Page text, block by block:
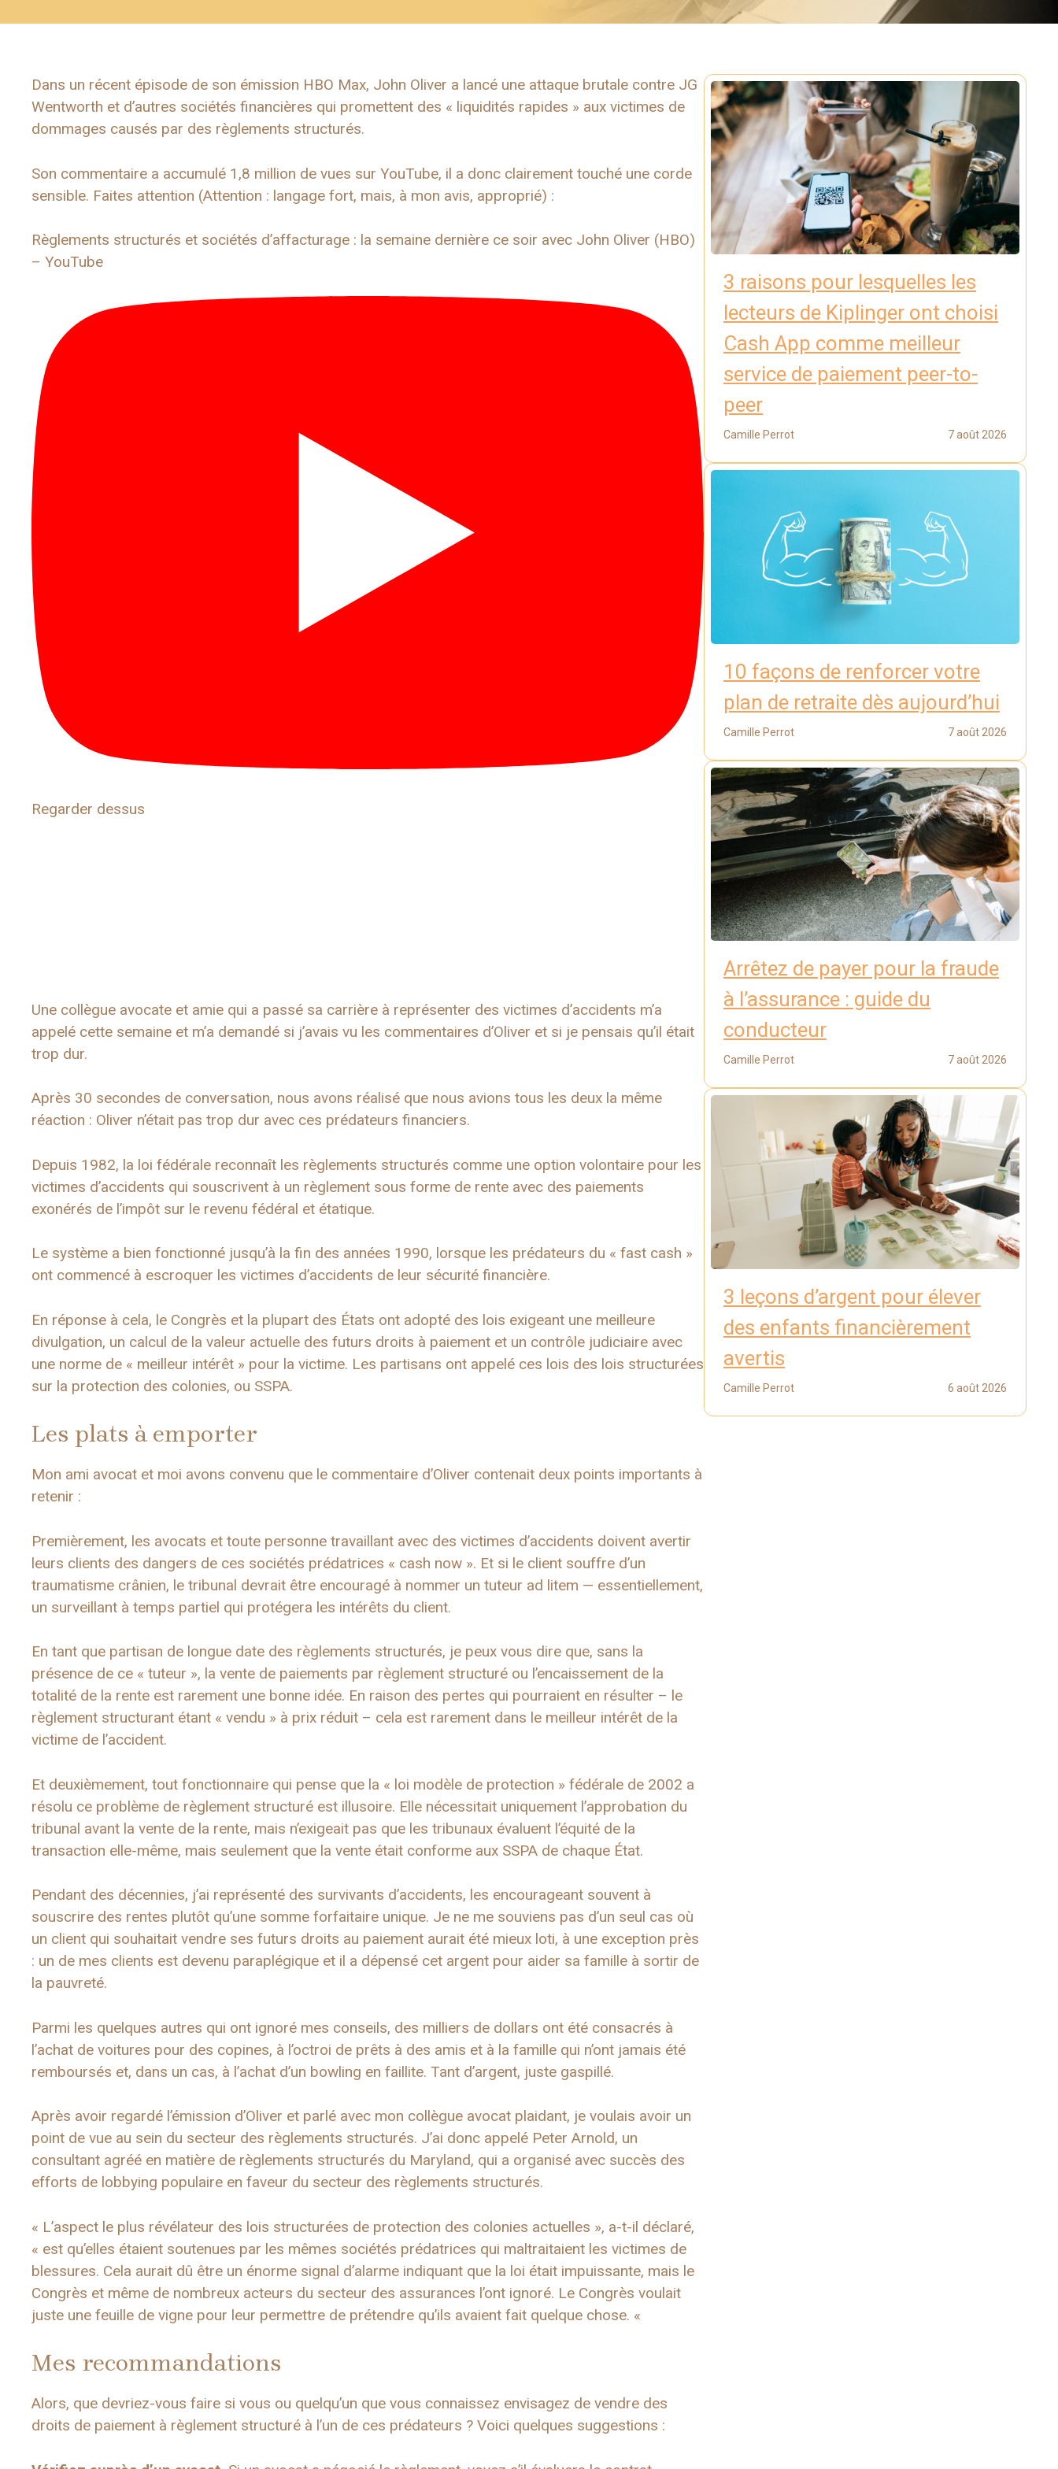
Dans un récent épisode de son émission HBO Max, John Oliver a lancé une attaque brutale contre JG
Wentworth et d’autres sociétés financières qui promettent des « liquidités rapides » aux victimes de
dommages causés par des règlements structurés.
Son commentaire a accumulé 1,8 million de vues sur YouTube, il a donc clairement touché une corde
sensible. Faites attention (Attention : langage fort, mais, à mon avis, approprié) :
Règlements structurés et sociétés d’affacturage : la semaine dernière ce soir avec John Oliver (HBO)
– YouTube
Regarder dessus
Une collègue avocate et amie qui a passé sa carrière à représenter des victimes d’accidents m’a
appelé cette semaine et m’a demandé si j’avais vu les commentaires d’Oliver et si je pensais qu’il était
trop dur.
Après 30 secondes de conversation, nous avons réalisé que nous avions tous les deux la même
réaction : Oliver n’était pas trop dur avec ces prédateurs financiers.
Depuis 1982, la loi fédérale reconnaît les règlements structurés comme une option volontaire pour les
victimes d’accidents qui souscrivent à un règlement sous forme de rente avec des paiements
exonérés de l’impôt sur le revenu fédéral et étatique.
Le système a bien fonctionné jusqu’à la fin des années 1990, lorsque les prédateurs du « fast cash »
ont commencé à escroquer les victimes d’accidents de leur sécurité financière.
En réponse à cela, le Congrès et la plupart des États ont adopté des lois exigeant une meilleure
divulgation, un calcul de la valeur actuelle des futurs droits à paiement et un contrôle judiciaire avec
une norme de « meilleur intérêt » pour la victime. Les partisans ont appelé ces lois des lois structurées
sur la protection des colonies, ou SSPA.
Les plats à emporter
Mon ami avocat et moi avons convenu que le commentaire d’Oliver contenait deux points importants à
retenir :
Premièrement, les avocats et toute personne travaillant avec des victimes d’accidents doivent avertir
leurs clients des dangers de ces sociétés prédatrices « cash now ». Et si le client souffre d’un
traumatisme crânien, le tribunal devrait être encouragé à nommer un tuteur ad litem — essentiellement,
un surveillant à temps partiel qui protégera les intérêts du client.
En tant que partisan de longue date des règlements structurés, je peux vous dire que, sans la
présence de ce « tuteur », la vente de paiements par règlement structuré ou l’encaissement de la
totalité de la rente est rarement une bonne idée. En raison des pertes qui pourraient en résulter – le
règlement structurant étant « vendu » à prix réduit – cela est rarement dans le meilleur intérêt de la
victime de l’accident.
Et deuxièmement, tout fonctionnaire qui pense que la « loi modèle de protection » fédérale de 2002 a
résolu ce problème de règlement structuré est illusoire. Elle nécessitait uniquement l’approbation du
tribunal avant la vente de la rente, mais n’exigeait pas que les tribunaux évaluent l’équité de la
transaction elle-même, mais seulement que la vente était conforme aux SSPA de chaque État.
Pendant des décennies, j’ai représenté des survivants d’accidents, les encourageant souvent à
souscrire des rentes plutôt qu’une somme forfaitaire unique. Je ne me souviens pas d’un seul cas où
un client qui souhaitait vendre ses futurs droits au paiement aurait été mieux loti, à une exception près
: un de mes clients est devenu paraplégique et il a dépensé cet argent pour aider sa famille à sortir de
la pauvreté.
Parmi les quelques autres qui ont ignoré mes conseils, des milliers de dollars ont été consacrés à
l’achat de voitures pour des copines, à l’octroi de prêts à des amis et à la famille qui n’ont jamais été
remboursés et, dans un cas, à l’achat d’un bowling en faillite. Tant d’argent, juste gaspillé.
Après avoir regardé l’émission d’Oliver et parlé avec mon collègue avocat plaidant, je voulais avoir un
point de vue au sein du secteur des règlements structurés. J’ai donc appelé Peter Arnold, un
consultant agréé en matière de règlements structurés du Maryland, qui a organisé avec succès des
efforts de lobbying populaire en faveur du secteur des règlements structurés.
« L’aspect le plus révélateur des lois structurées de protection des colonies actuelles », a-t-il déclaré,
« est qu’elles étaient soutenues par les mêmes sociétés prédatrices qui maltraitaient les victimes de
blessures. Cela aurait dû être un énorme signal d’alarme indiquant que la loi était impuissante, mais le
Congrès et même de nombreux acteurs du secteur des assurances l’ont ignoré. Le Congrès voulait
juste une feuille de vigne pour leur permettre de prétendre qu’ils avaient fait quelque chose. «
Mes recommandations
Alors, que devriez-vous faire si vous ou quelqu’un que vous connaissez envisagez de vendre des
droits de paiement à règlement structuré à l’un de ces prédateurs ? Voici quelques suggestions :
3 raisons pour lesquelles les
lecteurs de Kiplinger ont choisi
Cash App comme meilleur
service de paiement peer-to-
peer
Camille Perrot 7 août 2026
10 façons de renforcer votre
plan de retraite dès aujourd’hui
Camille Perrot 7 août 2026
Arrêtez de payer pour la fraude
à l’assurance : guide du
conducteur
Camille Perrot 7 août 2026
3 leçons d’argent pour élever
des enfants financièrement
avertis
Camille Perrot 6 août 2026